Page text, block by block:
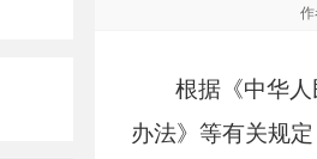
根据《中华
办法》等有关规